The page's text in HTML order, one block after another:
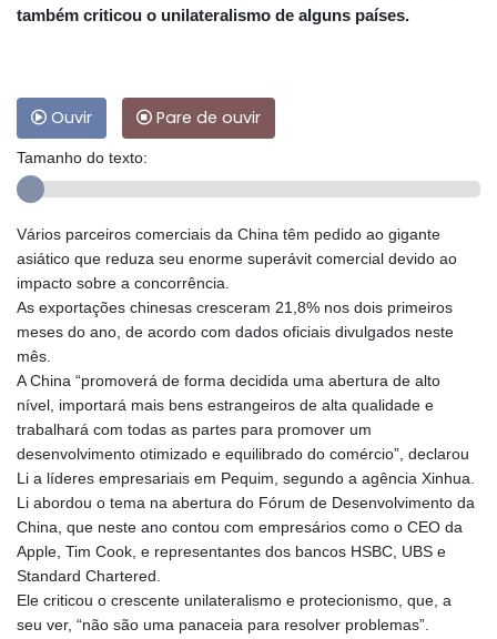
também criticou o unilateralismo de alguns países.
Ouvir Pare de ouvir
Tamanho do texto:
Vários parceiros comerciais da China têm pedido ao gigante
asiático que reduza seu enorme superávit comercial devido ao
impacto sobre a concorrência.
As exportações chinesas cresceram 21,8% nos dois primeiros
meses do ano, de acordo com dados oficiais divulgados neste
mês.
A China “promoverá de forma decidida uma abertura de alto
nível, importará mais bens estrangeiros de alta qualidade e
trabalhará com todas as partes para promover um
desenvolvimento otimizado e equilibrado do comércio”, declarou
Li a líderes empresariais em Pequim, segundo a agência Xinhua.
Li abordou o tema na abertura do Fórum de Desenvolvimento da
China, que neste ano contou com empresários como o CEO da
Apple, Tim Cook, e representantes dos bancos HSBC, UBS e
Standard Chartered.
Ele criticou o crescente unilateralismo e protecionismo, que, a
seu ver, “não são uma panaceia para resolver problemas”.